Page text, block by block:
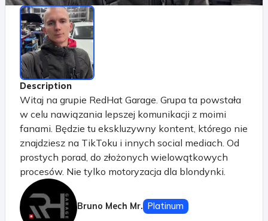
Description
Witaj na grupie RedHat Garage. Grupa ta powstała
w celu nawiązania lepszej komunikacji z moimi
fanami. Będzie tu ekskluzywny kontent, którego nie
znajdziesz na TikToku i innych social mediach. Od
prostych porad, do złożonych wielowątkowych
procesów. Nie tylko motoryzacja dla blondynki.
Motoryzacja dla każdego. Będziecie mogli zadawać
dowolne pytania, a ja będę na nie odpowiadał na
live'ach. Będę dzielił się z Wami nie tylko
Bruno Mech Mr. Platinum